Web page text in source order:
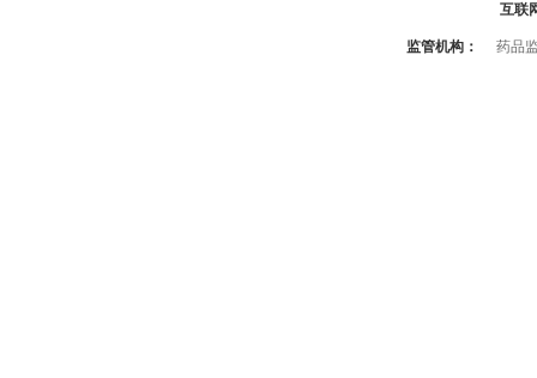
互联
监管机构： 药品